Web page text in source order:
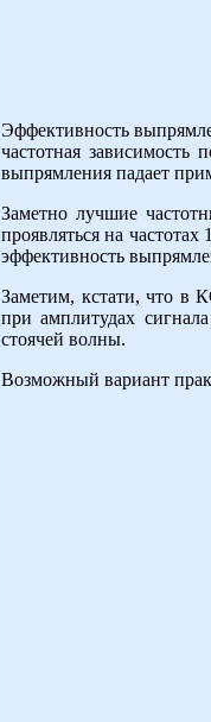
Эффективность
частотная зависимость
выпрямления падает
Заметно лучшие
проявляться на
эффективность
Заметим, кстати, что в
при амплитудах
стоячей волны.
Возможный вариант